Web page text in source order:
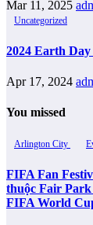
Mar 11, 2025
Uncategorized
2024 Earth
Apr 17, 2024
You missed
Arlington City
FIFA Fan
thuộc Fair
FIFA World